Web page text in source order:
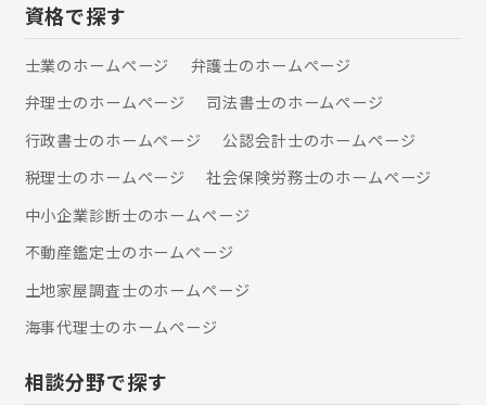
続税申告が必要である場合や、相続し
た不動産を売却したい場合、当事務所
がお客様の窓口となり、芦屋市内の税
理士や不動産会社に手続きを依頼する
一つの窓口で対応できるよう、各種専
門家と連携して対応させていただきま
士、AFP （一社）日本財産管理協会
ポート 会員
資格で探す
士業のホームぺージ
弁護士のホームぺージ
弁理士のホームぺージ
司法書士のホームぺージ
行政書士のホームぺージ
公認会計士のホームぺージ
税理士のホームぺージ
社会保険労務士のホームぺージ
中小企業診断士のホームぺージ
不動産鑑定士のホームぺージ
土地家屋調査士のホームぺージ
海事代理士のホームぺージ
相談分野で探す